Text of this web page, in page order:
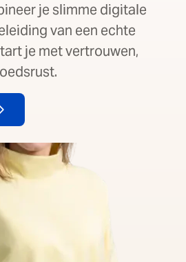
je slimme digitale
van een echte
je met vertrouwen,